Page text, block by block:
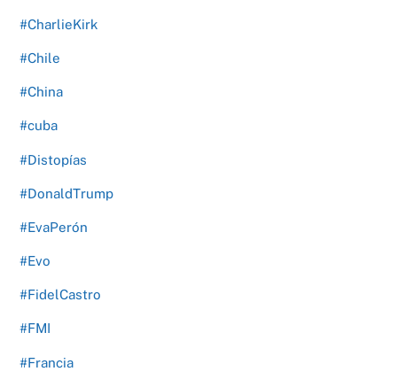
#CharlieKirk
#Chile
#China
#cuba
#Distopías
#DonaldTrump
#EvaPerón
#Evo
#FidelCastro
#FMI
#Francia